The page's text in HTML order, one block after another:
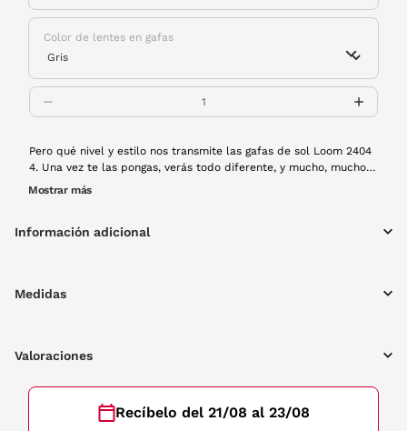
Color de lentes en gafas
Pero qué nivel y estilo nos transmite las gafas de sol Loom 2404
4. Una vez te las pongas, verás todo diferente, y mucho, mucho
mejor. Ideales para esta temporada. Montura de pasta en color
Mostrar más
Información adicional
Medidas
Valoraciones
Recíbelo del 21/08 al 23/08